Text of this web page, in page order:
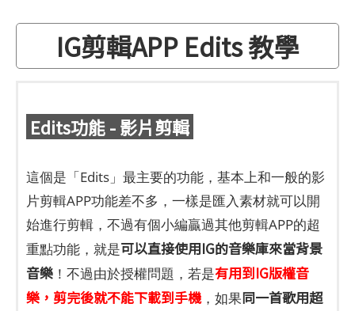
IG剪輯APP Edits 教學
Edits功能 - 影片剪輯
這個是「Edits」最主要的功能，基本上和一般的影
片剪輯APP功能差不多，一樣是匯入素材就可以開
始進行剪輯，不過有個小編贏過其他剪輯APP的超
重點功能，就是可以直接使用IG的音樂庫來當背景
音樂 ！不過由於授權問題，若是有用到IG版權音
樂，剪完後就不能下載到手機，如果同一首歌用超